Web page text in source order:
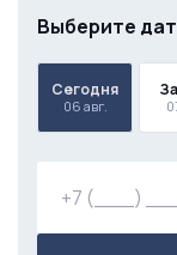
Выберите
Сегодня
06 авг.